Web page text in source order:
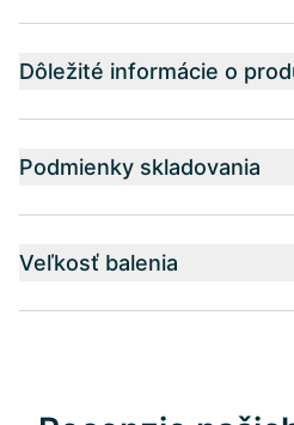
Dôležité informácie o
Podmienky skladovania
Veľkosť balenia